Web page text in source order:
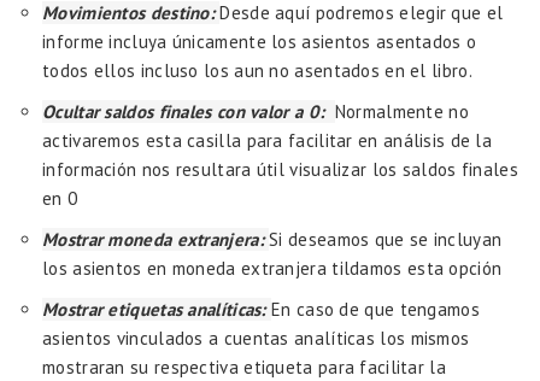
Movimientos destino:Desde aquí podremos elegir que el
informe incluya únicamente los asientos asentados o
todos ellos incluso los aun no asentados en el libro.
Ocultar saldos finales con valor a 0: Normalmente no
activaremos esta casilla para facilitar en análisis de la
información nos resultara útil visualizar los saldos finales
en 0
Mostrar moneda extranjera:Si deseamos que se incluyan
los asientos en moneda extranjera tildamos esta opción
Mostrar etiquetas analíticas:En caso de que tengamos
asientos vinculados a cuentas analíticas los mismos
mostraran su respectiva etiqueta para facilitar la